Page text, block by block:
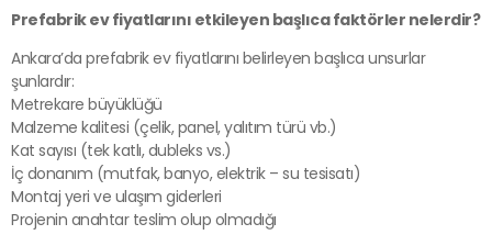
Prefabrik ev fiyatlarını etkileyen başlıca faktörler nelerdir?
Ankara’da prefabrik ev fiyatlarını belirleyen başlıca unsurlar
şunlardır:
Metrekare büyüklüğü
Malzeme kalitesi (çelik, panel, yalıtım türü vb.)
Kat sayısı (tek katlı, dubleks vs.)
İç donanım (mutfak, banyo, elektrik – su tesisatı)
Montaj yeri ve ulaşım giderleri
Projenin anahtar teslim olup olmadığı